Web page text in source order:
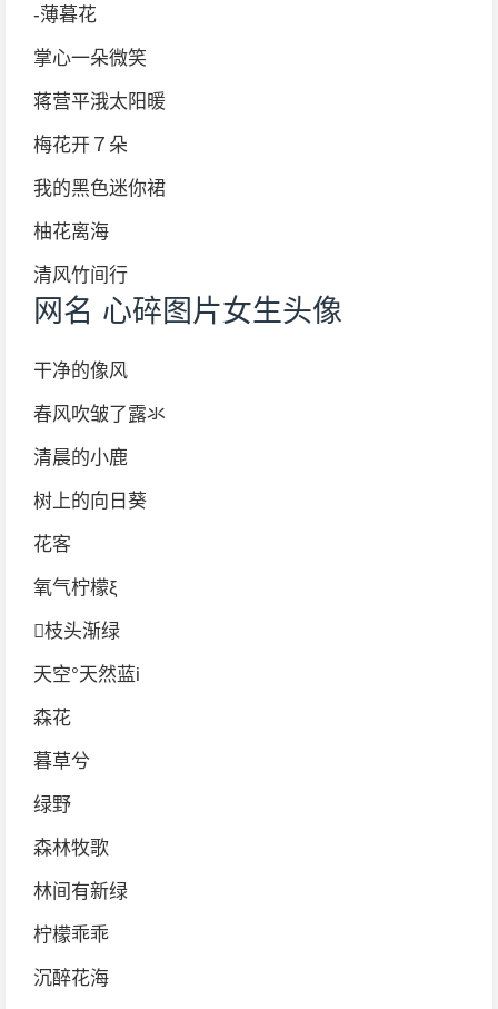
-薄暮花
掌心一朵微笑
蒋营平涐太阳暖
梅花开７朵
我的黑色迷你裙
柚花离海
清风竹间行
网名 心碎图片女生头像
干净的像风
春风吹皱了露氺
清晨的小鹿
树上的向日葵
花客
氧气柠檬ξ
枝头渐绿
天空°天然蓝i
森花
暮草兮
绿野
森林牧歌
林间有新绿
柠檬乖乖
沉醉花海